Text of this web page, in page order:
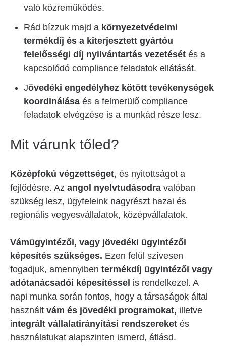
való közreműködés.
Rád bízzuk majd a környezetvédelmi
termékdíj és a kiterjesztett gyártóu
felelősségi díj nyilvántartás vezetését és a
kapcsolódó compliance feladatok ellátását.
Jövedéki engedélyhez kötött tevékenységek
koordinálása és a felmerülő compliance
feladatok elvégzése is a munkád része lesz.
Mit várunk tőled?
Középfokú végzettséget, és nyitottságot a
fejlődésre. Az angol nyelvtudásodra valóban
szükség lesz, ügyfeleink nagyrészt hazai és
regionális vegyesvállalatok, középvállalatok.
Vámügyintézői, vagy jövedéki ügyintézői
képesítés szükséges. Ezen felül szívesen
fogadjuk, amennyiben termékdíj ügyintézői vagy
adótanácsadói képesítéssel is rendelkezel. A
napi munka során fontos, hogy a társaságok által
használt vám és jövedéki programokat, illetve
integrált vállalatirányítási rendszereket és
használatukat alapszinten ismerd, átlásd.